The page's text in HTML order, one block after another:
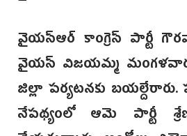
వైయస్ఆర్ కాంగ్రెస్ పార్టీ
వైయస్ విజయమ్మ
జిల్లా పర్యటనకు
నేపథ్యంలో ఆమె పార్టీ